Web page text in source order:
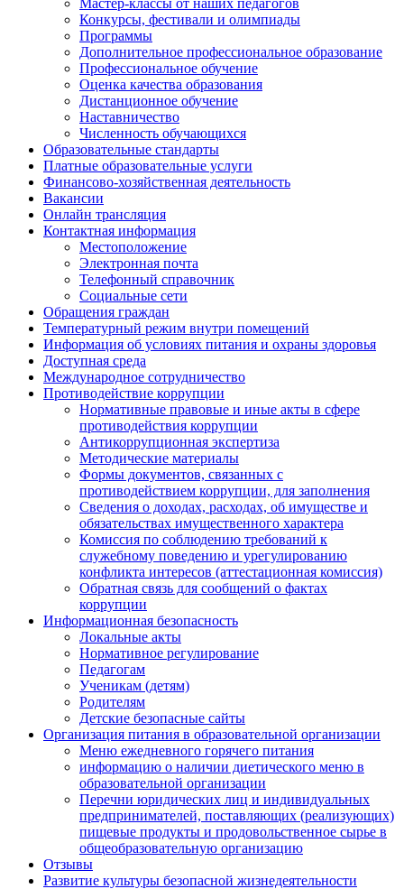
Конкурсы, фестивали и олимпиады
Программы
Дополнительное профессиональное образование
Профессиональное обучение
Оценка качества образования
Дистанционное обучение
Наставничество
Численность обучающихся
Образовательные стандарты
Платные образовательные услуги
Финансово-хозяйственная деятельность
Вакансии
Онлайн трансляция
Контактная информация
Местоположение
Электронная почта
Телефонный справочник
Социальные сети
Обращения граждан
Температурный режим внутри помещений
Информация об условиях питания и охраны здоровья
Доступная среда
Международное сотрудничество
Противодействие коррупции
Нормативные правовые и иные акты в сфере
противодействия коррупции
Антикоррупционная экспертиза
Методические материалы
Формы документов, связанных с
противодействием коррупции, для заполнения
Сведения о доходах, расходах, об имуществе и
обязательствах имущественного характера
Комиссия по соблюдению требований к
служебному поведению и урегулированию
конфликта интересов (аттестационная комиссия)
Обратная связь для сообщений о фактах
коррупции
Информационная безопасность
Локальные акты
Нормативное регулирование
Педагогам
Ученикам (детям)
Родителям
Детские безопасные сайты
Организация питания в образовательной организации
Меню ежедневного горячего питания
информацию о наличии диетического меню в
образовательной организации
Перечни юридических лиц и индивидуальных
предпринимателей, поставляющих (реализующих)
пищевые продукты и продовольственное сырье в
общеобразовательную организацию
Отзывы
Развитие культуры безопасной жизнедеятельности